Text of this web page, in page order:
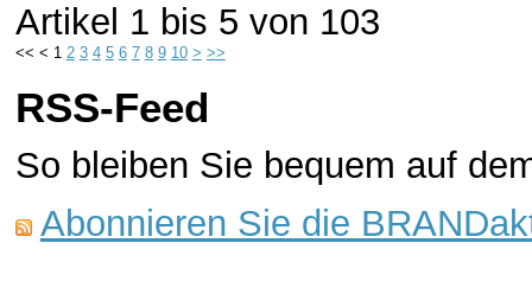
Artikel 1 bis 5 von 103
<< < 1 2 3 4 5 6 7 8 9 10 > >>
RSS-Feed
So bleiben Sie bequem auf
Abonnieren Sie die